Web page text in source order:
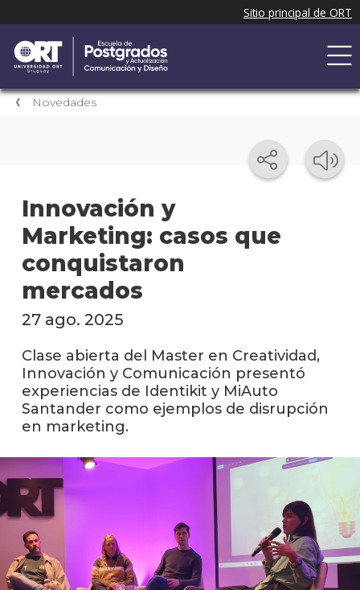
Novedades
Innovación y
Marketing: casos que
conquistaron
mercados
27 ago. 2025
Clase abierta del Master en Creatividad,
Innovación y Comunicación presentó
experiencias de Identikit y MiAuto
Santander como ejemplos de disrupción
en marketing.